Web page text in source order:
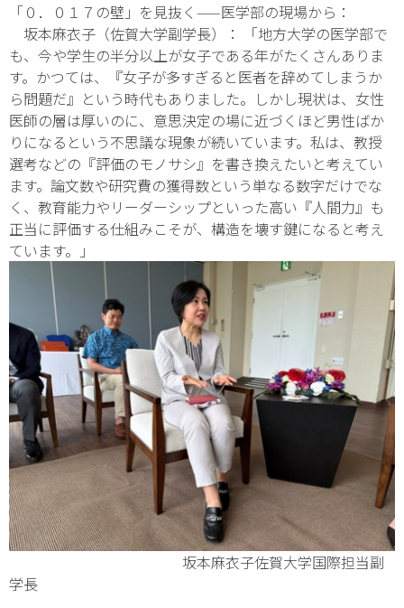
「０．０１７の壁」を見抜く——医学部の現場から：
坂本麻衣子（佐賀大学副学長）： 「地方大学の医学部で
も、今や学生の半分以上が女子である年がたくさんありま
す。かつては、『女子が多すぎると医者を辞めてしまうか
ら問題だ』という時代もありました。しかし現状は、女性
医師の層は厚いのに、意思決定の場に近づくほど男性ばか
りになるという不思議な現象が続いています。私は、教授
選考などの『評価のモノサシ』を書き換えたいと考えてい
ます。論文数や研究費の獲得数という単なる数字だけでな
く、教育能力やリーダーシップといった高い『人間力』も
正当に評価する仕組みこそが、構造を壊す鍵になると考え
ています。」
坂本麻衣子佐賀大学国際担当副
学長